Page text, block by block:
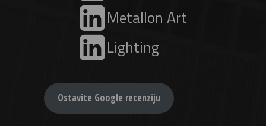
Metallon Art
Lighting
Ostavite Google recenziju